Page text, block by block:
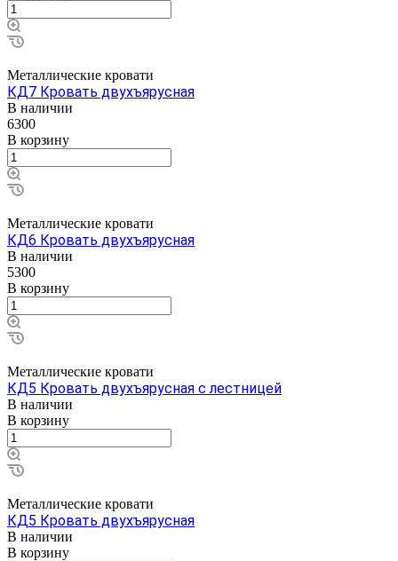
Металлические кровати
КД7 Кровать двухъярусная
В наличии
6300
В корзину
Металлические кровати
КД6 Кровать двухъярусная
В наличии
5300
В корзину
Металлические кровати
КД5 Кровать двухъярусная с лестницей
В наличии
В корзину
Металлические кровати
КД5 Кровать двухъярусная
В наличии
В корзину